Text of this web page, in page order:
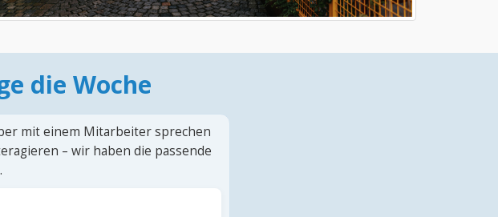
die Woche
mit einem Mitarbeiter sprechen
– wir haben die passende